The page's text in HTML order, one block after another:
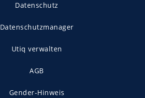
Datenschutz
Datenschutzmanager
Utiq verwalten
AGB
Gender-Hinweis